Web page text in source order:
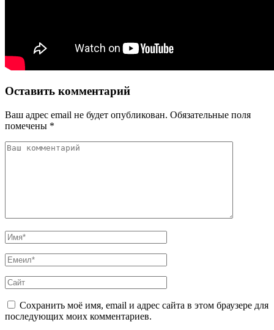
Оставить комментарий
Ваш адрес email не будет опубликован. Обязательные поля
помечены *
Сохранить моё имя, email и адрес сайта в этом браузере для
последующих моих комментариев.